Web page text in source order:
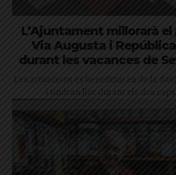
L’Ajuntament millorarà
Via Augusta i
durant les vacances de
Les actuacions es beneficiaran de la
i tindran lloc durant els dos